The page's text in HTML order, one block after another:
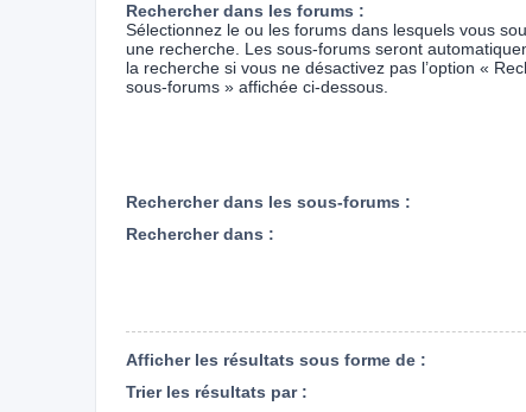
Rechercher dans les forums :
Sélectionnez le ou les forums dans lesquels vous
une recherche. Les sous-forums seront
la recherche si vous ne désactivez pas l’option «
sous-forums » affichée ci-dessous.
Rechercher dans les sous-forums :
Rechercher dans :
Afficher les résultats sous forme de :
Trier les résultats par :